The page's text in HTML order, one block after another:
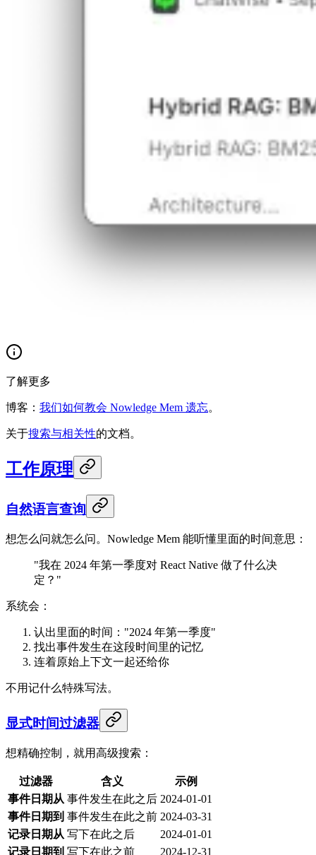
了解更多
博客： 我们如何教会 Nowledge Mem 遗忘。
关于搜索与相关性的文档。
工作原理
自然语言查询
想怎么问就怎么问。Nowledge Mem 能听懂里面的时间意思：
"我在 2024 年第一季度对 React Native 做了什么决
定？"
系统会：
认出里面的时间："2024 年第一季度"
找出事件发生在这段时间里的记忆
连着原始上下文一起还给你
不用记什么特殊写法。
显式时间过滤器
想精确控制，就用高级搜索：
过滤器 含义
示例
事件日期从 事件发生在此之后 2024-01-01
事件日期到 事件发生在此之前 2024-03-31
记录日期从 写下在此之后
2024-01-01
记录日期到 写下在此之前 2024-12-31